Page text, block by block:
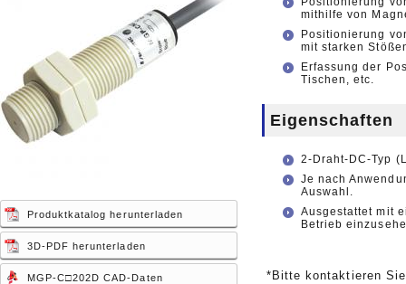
Produktkatalog herunterladen
3D-PDF herunterladen
MGP-C□202D CAD-Daten
mithilfe von
Positionierung
mit starken
Erfassung der
Tischen, etc.
Eigenschaften
2-Draht-DC-Typ
Je nach
Auswahl.
Ausgestattet mit
Betrieb
*Bitte kontaktieren